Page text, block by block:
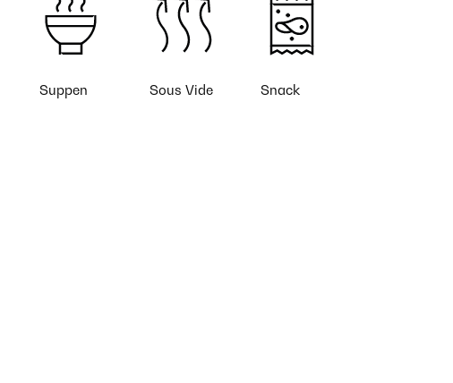
Suppen Sous Vide Snack